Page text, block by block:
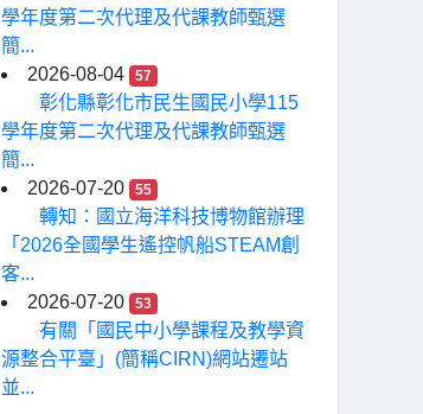
學年度第二次代理及代課教師甄選
簡...
2026-08-04
57
彰化縣彰化市民生國民小學115
學年度第二次代理及代課教師甄選
簡...
2026-07-20
55
轉知：國立海洋科技博物館辦理
「2026全國學生遙控帆船STEAM創
客...
2026-07-20
53
有關「國民中小學課程及教學資
源整合平臺」(簡稱CIRN)網站遷站
並...